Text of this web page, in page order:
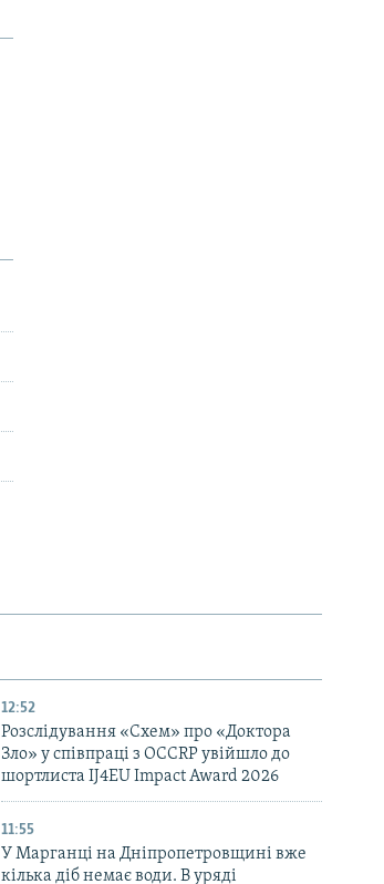
12:52
Розслідування «Схем» про «Доктора
Зло» у співпраці з OCCRP увійшло до
шортлиста IJ4EU Impact Award 2026
11:55
У Марганці на Дніпропетровщині вже
кілька діб немає води. В уряді